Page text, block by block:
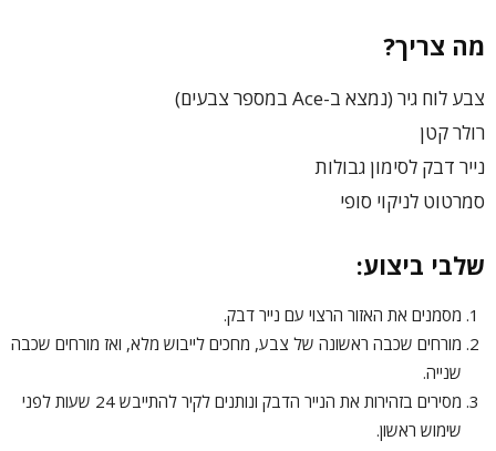
מה צריך?
צבע לוח גיר (נמצא ב-Ace במספר צבעים)
רולר קטן
נייר דבק לסימון גבולות
סמרטוט לניקוי סופי
שלבי ביצוע:
מסמנים את האזור הרצוי עם נייר דבק.
מורחים שכבה ראשונה של צבע, מחכים לייבוש מלא, ואז מורחים שכבה
שנייה.
מסירים בזהירות את הנייר הדבק ונותנים לקיר להתייבש 24 שעות לפני
שימוש ראשון.